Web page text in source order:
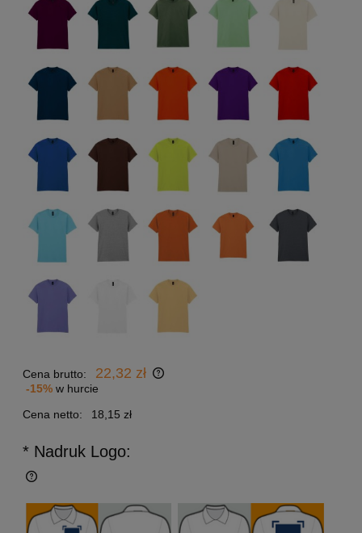
Cena brutto: 22,32 zł
-15% w hurcie
Cena netto:
18,15 zł
* Nadruk Logo: